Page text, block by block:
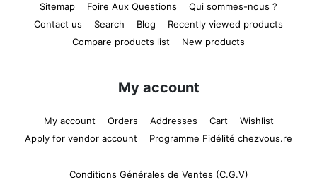
Sitemap Foire Aux Questions
Qui sommes-nous ?
Contact us
Search Blog
Recently viewed products
Compare products list
New products
My account
My account Orders Addresses Cart
Wishlist
Apply for vendor account
Programme Fidélité chezvous.re
Conditions Générales de Ventes (C.G.V)